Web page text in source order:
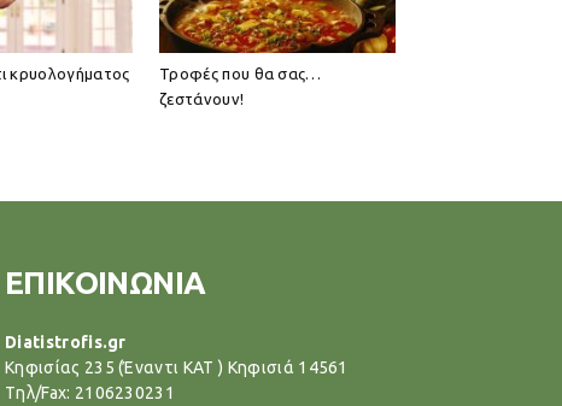
κρυολογήματος
Τροφές που θα σας…
ζεστάνουν!
ΕΠΙΚΟΙΝΩΝΙΑ
Diatistrofis.gr
Κηφισίας 235 (Έναντι ΚΑΤ ) Κηφισιά 14561
Tηλ/Fax: 2106230231